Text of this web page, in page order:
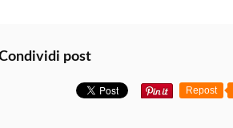
post
Repost